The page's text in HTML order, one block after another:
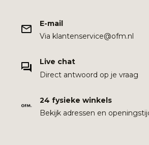
E-mail
Via klantenservice@ofm.nl
Live chat
Direct antwoord op je vraag
24 fysieke winkels
Bekijk adressen en